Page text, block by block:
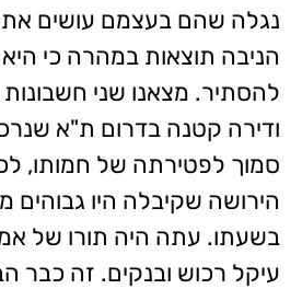
נגלה שהם בעצמם עושים
הניבה תוצאות במהרה כי
להסתיר. מצאנו שני
סמוך לפטירתה של חמותו,
הירושה שקיבלה היו
בשעתו. עתה היה תורו של
עיקל רכוש ובנקים. זה כבר